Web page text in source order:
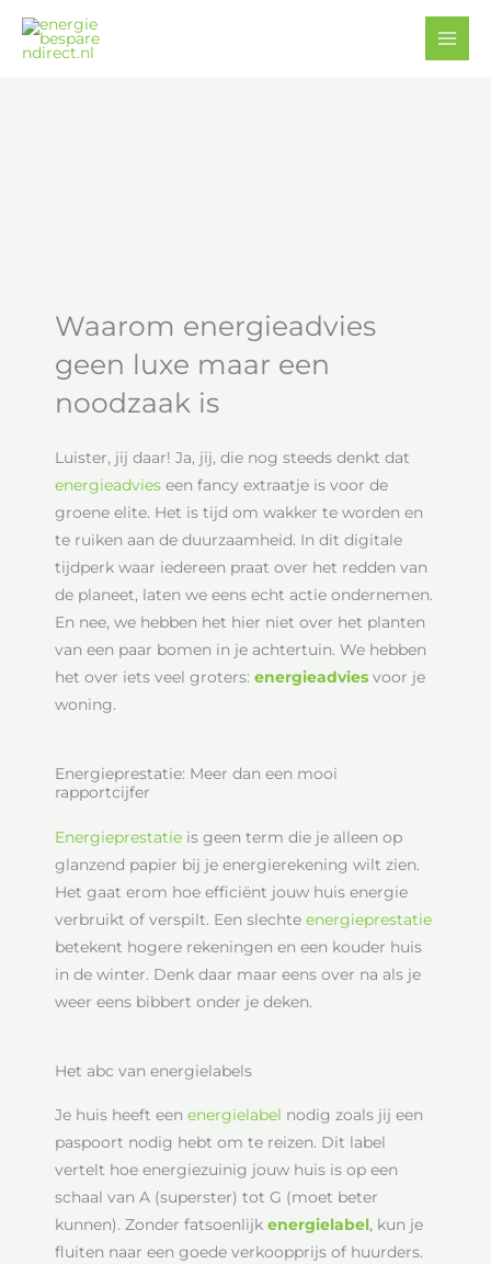
naar
Waarom energieadvies
geen luxe maar een
noodzaak is
Luister, jij daar! Ja, jij, die nog steeds denkt dat
energieadvies een fancy extraatje is voor de
groene elite. Het is tijd om wakker te worden en
te ruiken aan de duurzaamheid. In dit digitale
tijdperk waar iedereen praat over het redden van
de planeet, laten we eens echt actie ondernemen.
En nee, we hebben het hier niet over het planten
van een paar bomen in je achtertuin. We hebben
het over iets veel groters: energieadvies voor je
woning.
Energieprestatie: Meer dan een mooi
rapportcijfer
Energieprestatie is geen term die je alleen op
glanzend papier bij je energierekening wilt zien.
Het gaat erom hoe efficiënt jouw huis energie
verbruikt of verspilt. Een slechte energieprestatie
betekent hogere rekeningen en een kouder huis
in de winter. Denk daar maar eens over na als je
weer eens bibbert onder je deken.
Het abc van energielabels
Je huis heeft een energielabel nodig zoals jij een
paspoort nodig hebt om te reizen. Dit label
vertelt hoe energiezuinig jouw huis is op een
schaal van A (superster) tot G (moet beter
kunnen). Zonder fatsoenlijk energielabel, kun je
fluiten naar een goede verkoopprijs of huurders.